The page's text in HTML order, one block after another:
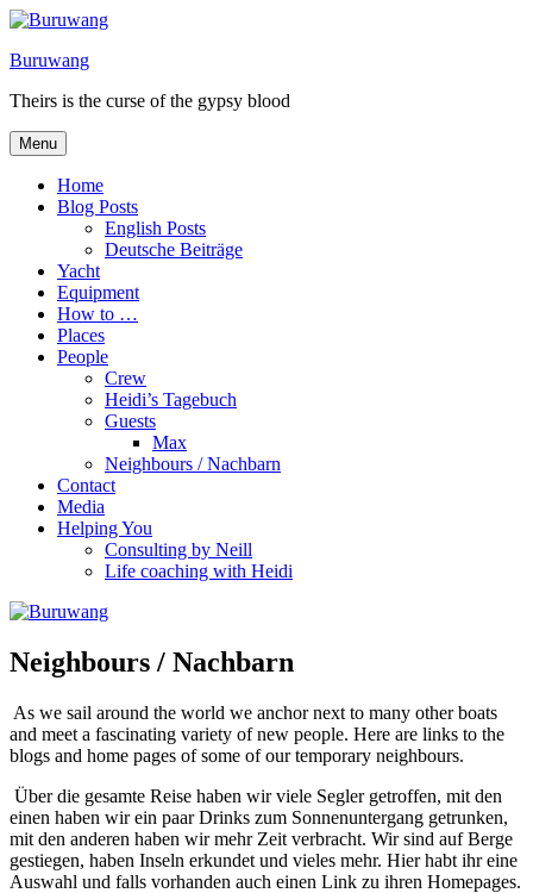
Skip
content
Buruwang
Theirs is the curse of the gypsy blood
Menu
Home
Blog Posts
English Posts
Deutsche Beiträge
Yacht
Equipment
How to …
Places
People
Crew
Heidi’s Tagebuch
Guests
Max
Neighbours / Nachbarn
Contact
Media
Helping You
Consulting by Neill
Life coaching with Heidi
Neighbours / Nachbarn
As we sail around the world we anchor next to many other boats
and meet a fascinating variety of new people. Here are links to the
blogs and home pages of some of our temporary neighbours.
Über die gesamte Reise haben wir viele Segler getroffen, mit den
einen haben wir ein paar Drinks zum Sonnenuntergang getrunken,
mit den anderen haben wir mehr Zeit verbracht. Wir sind auf Berge
gestiegen, haben Inseln erkundet und vieles mehr. Hier habt ihr eine
Auswahl und falls vorhanden auch einen Link zu ihren Homepages.